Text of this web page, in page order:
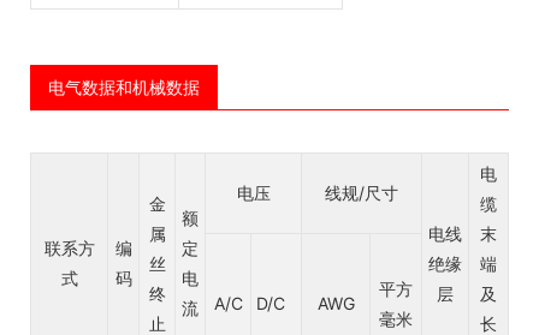
电气数据和机械数据
联系方
式
编
码
金
属
丝
终
止
额
定
电
流
电压
线规/尺寸
电线
绝缘
层
电
缆
末
端
及
长
A/C D/C AWG
平方
毫米